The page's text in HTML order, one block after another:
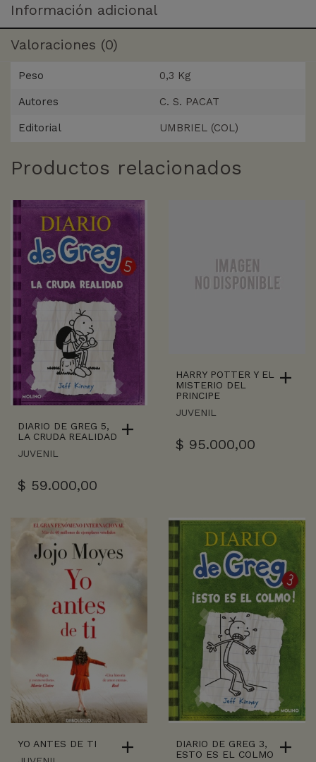
Información adicional
Valoraciones (0)
Peso 0,3 Kg
Autores C. S. PACAT
Editorial UMBRIEL (COL)
Productos relacionados
DIARIO DE GREG 5,
LA CRUDA REALIDAD
JUVENIL
$ 59.000,00
HARRY POTTER Y EL
MISTERIO DEL
PRINCIPE
JUVENIL
$ 95.000,00
YO ANTES DE TI
DIARIO DE GREG 3,
ESTO ES EL COLMO